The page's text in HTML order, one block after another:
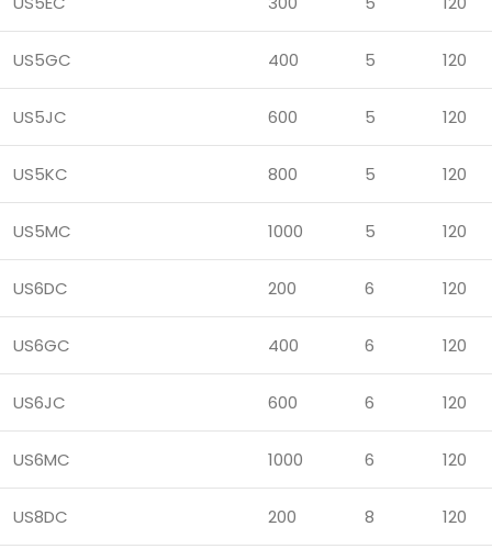
US5GC 400 5 120
US5JC 600 5 120
US5KC 800 5 120
US5MC 1000 5 120
US6DC 200 6 120
US6GC 400 6 120
US6JC 600 6 120
US6MC 1000 6 120
US8DC 200 8 120